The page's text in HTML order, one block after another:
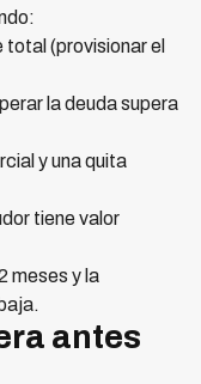
(provisionar el
la deuda supera
y una quita
tiene valor
meses y la
antes